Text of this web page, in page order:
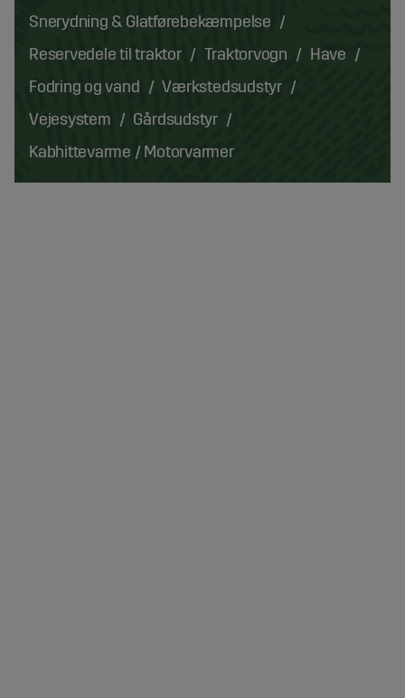
Snerydning & Glatførebekæmpelse
Reservedele til traktor
Traktorvogn
Have
Fodring og vand
Værkstedsudstyr
Vejesystem
Gårdsudstyr
Kabhittevarme / Motorvarmer